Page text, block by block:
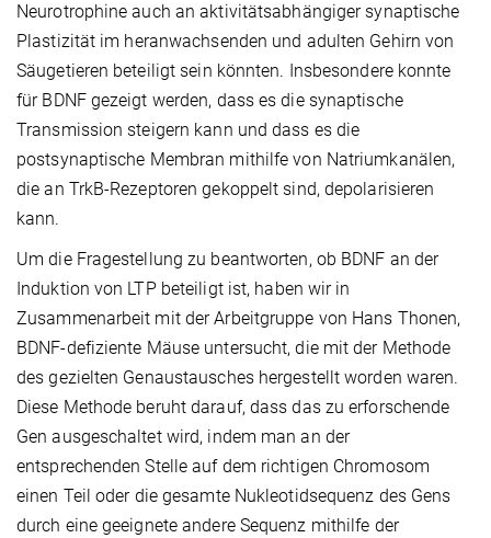
Neurotrophine auch an aktivitätsabhängiger synaptische
Plastizität im heranwachsenden und adulten Gehirn von
Säugetieren beteiligt sein könnten. Insbesondere konnte
für BDNF gezeigt werden, dass es die synaptische
Transmission steigern kann und dass es die
postsynaptische Membran mithilfe von Natriumkanälen,
die an TrkB-Rezeptoren gekoppelt sind, depolarisieren
kann.
Um die Fragestellung zu beantworten, ob BDNF an der
Induktion von LTP beteiligt ist, haben wir in
Zusammenarbeit mit der Arbeitgruppe von Hans Thonen,
BDNF-defiziente Mäuse untersucht, die mit der Methode
des gezielten Genaustausches hergestellt worden waren.
Diese Methode beruht darauf, dass das zu erforschende
Gen ausgeschaltet wird, indem man an der
entsprechenden Stelle auf dem richtigen Chromosom
einen Teil oder die gesamte Nukleotidsequenz des Gens
durch eine geeignete andere Sequenz mithilfe der